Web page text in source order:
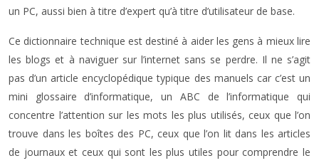
un PC, aussi bien à titre d’expert qu’à titre d’utilisateur de base.
Ce dictionnaire technique est destiné à aider les gens à mieux lire
les blogs et à naviguer sur l’internet sans se perdre. Il ne s’agit
pas d’un article encyclopédique typique des manuels car c’est un
mini glossaire d’informatique, un ABC de l’informatique qui
concentre l’attention sur les mots les plus utilisés, ceux que l’on
trouve dans les boîtes des PC, ceux que l’on lit dans les articles
de journaux et ceux qui sont les plus utiles pour comprendre le